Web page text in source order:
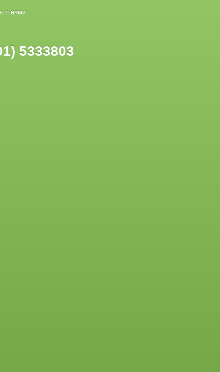
с нами:
5333803